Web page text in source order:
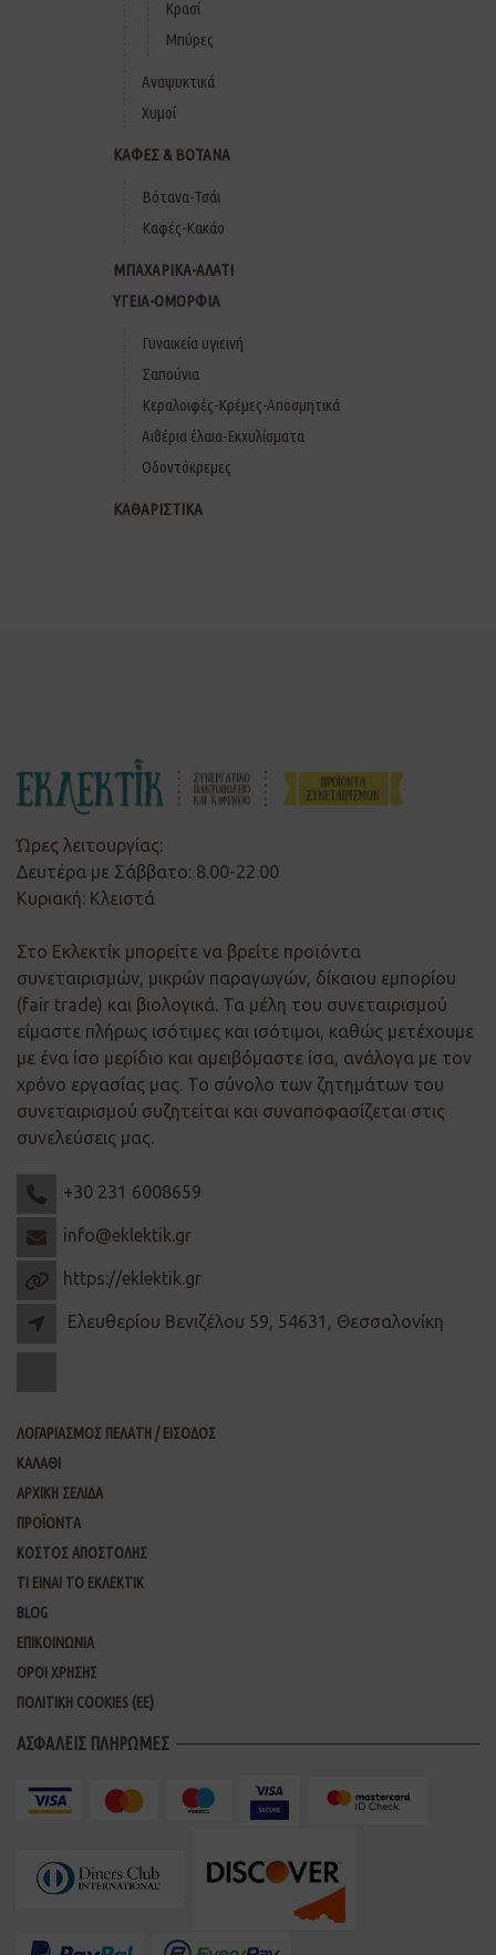
Κρασί
Μπύρες
Αναψυκτικά
Χυμοί
ΚΑΦΕΣ & ΒΟΤΑΝΑ
Βότανα-Τσάι
Καφές-Κακάο
ΜΠΑΧΑΡΙΚΑ-ΑΛΑΤΙ
ΥΓΕΙΑ-ΟΜΟΡΦΙΑ
Γυναικεία υγιεινή
Σαπούνια
Κεραλοιφές-Κρέμες-Αποσμητικά
Αιθέρια έλαια-Εκχυλίσματα
Οδοντόκρεμες
ΚΑΘΑΡΙΣΤΙΚΑ
Ώρες λειτουργίας:
Δευτέρα με Σάββατο: 8.00-22.00
Κυριακή: Κλειστά
Στο Εκλεκτίκ μπορείτε να βρείτε προϊόντα
συνεταιρισμών, μικρών παραγωγών, δίκαιου εμπορίου
(fair trade) και βιολογικά. Τα μέλη του συνεταιρισμού
είμαστε πλήρως ισότιμες και ισότιμοι, καθώς μετέχουμε
με ένα ίσο μερίδιο και αμειβόμαστε ίσα, ανάλογα με τον
χρόνο εργασίας μας. Το σύνολο των ζητημάτων του
συνεταιρισμού συζητείται και συναποφασίζεται στις
συνελεύσεις μας.
+30 231 6008659
info@eklektik.gr
https://eklektik.gr
Ελευθερίου Βενιζέλου 59, 54631, Θεσσαλονίκη
ΛΟΓΑΡΙΑΣΜΟΣ ΠΕΛΑΤΗ / ΕΙΣΟΔΟΣ
ΚΑΛΑΘΙ
ΑΡΧΙΚΗ ΣΕΛΙΔΑ
ΠΡΟΪΟΝΤΑ
ΚΟΣΤΟΣ ΑΠΟΣΤΟΛΗΣ
ΤΙ ΕΙΝΑΙ ΤΟ ΕΚΛΕΚΤΙΚ
BLOG
ΕΠΙΚΟΙΝΩΝΙΑ
ΟΡΟΙ ΧΡΗΣΗΣ
ΠΟΛΙΤΙΚΗ COOKIES (ΕΕ)
ΑΣΦΑΛΕΙΣ ΠΛΗΡΩΜΕΣ